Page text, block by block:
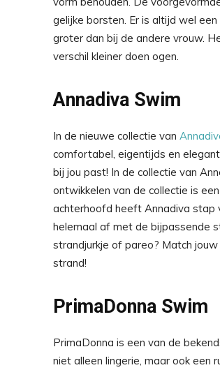
gelijke borsten. Er is altijd wel
groter dan bij de andere vrouw.
verschil kleiner doen ogen.
Annadiva Swim
In de nieuwe collectie van
comfortabel, eigentijds en
bij jou past! In de collectie van
ontwikkelen van de collectie is
achterhoofd heeft Annadiva stap
helemaal af met de bijpassende
strandjurkje of pareo? Match
strand!
PrimaDonna Swim
PrimaDonna is een van de
niet alleen lingerie, maar ook een